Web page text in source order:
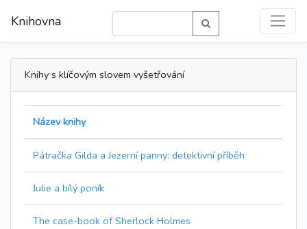
Knihovna
Knihy s klíčovým slovem vyšetřování
Název knihy
Pátračka Gilda a Jezerní panny: detektivní příběh
Julie a bílý poník
The case-book of Sherlock Holmes